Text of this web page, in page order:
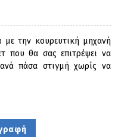
με την κουρευτική μηχανή
που θα σας επιτρέψει να
πάσα στιγμή χωρίς να